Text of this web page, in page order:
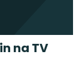
na TV